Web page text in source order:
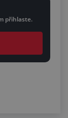
přihlaste.